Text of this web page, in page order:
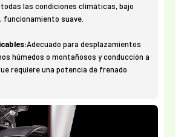
las condiciones climáticas, bajo
funcionamiento suave.
Adecuado para desplazamientos
húmedos o montañosos y conducción a
requiere una potencia de frenado